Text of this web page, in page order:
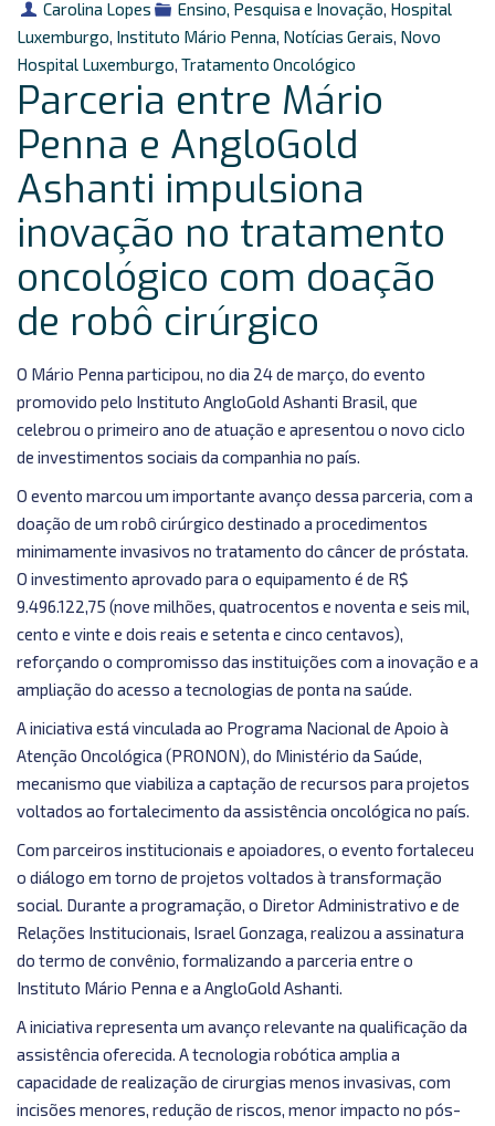
Autor
Carolina Lopes Categorias
Ensino, Pesquisa e Inovação, Hospital
Luxemburgo, Instituto Mário Penna, Notícias Gerais, Novo
Hospital Luxemburgo, Tratamento Oncológico
Parceria entre Mário
Penna e AngloGold
Ashanti impulsiona
inovação no tratamento
oncológico com doação
de robô cirúrgico
O Mário Penna participou, no dia 24 de março, do evento
promovido pelo Instituto AngloGold Ashanti Brasil, que
celebrou o primeiro ano de atuação e apresentou o novo ciclo
de investimentos sociais da companhia no país.
O evento marcou um importante avanço dessa parceria, com a
doação de um robô cirúrgico destinado a procedimentos
minimamente invasivos no tratamento do câncer de próstata.
O investimento aprovado para o equipamento é de R$
9.496.122,75 (nove milhões, quatrocentos e noventa e seis mil,
cento e vinte e dois reais e setenta e cinco centavos),
reforçando o compromisso das instituições com a inovação e a
ampliação do acesso a tecnologias de ponta na saúde.
A iniciativa está vinculada ao Programa Nacional de Apoio à
Atenção Oncológica (PRONON), do Ministério da Saúde,
mecanismo que viabiliza a captação de recursos para projetos
voltados ao fortalecimento da assistência oncológica no país.
Com parceiros institucionais e apoiadores, o evento fortaleceu
o diálogo em torno de projetos voltados à transformação
social. Durante a programação, o Diretor Administrativo e de
Relações Institucionais, Israel Gonzaga, realizou a assinatura
do termo de convênio, formalizando a parceria entre o
Instituto Mário Penna e a AngloGold Ashanti.
A iniciativa representa um avanço relevante na qualificação da
assistência oferecida. A tecnologia robótica amplia a
capacidade de realização de cirurgias menos invasivas, com
incisões menores, redução de riscos, menor impacto no pós-